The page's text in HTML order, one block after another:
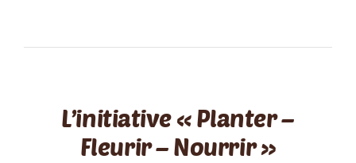
L’initiative « Planter –
Fleurir – Nourrir »